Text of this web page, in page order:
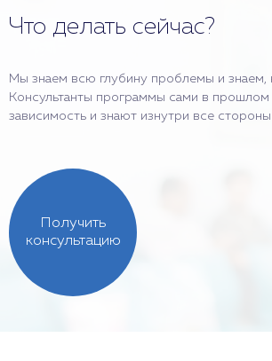
Что делать сейчас?
Мы знаем всю глубину проблемы и знаем,
Консультанты программы сами в прошлом
зависимость и знают изнутри все
Получить
консультацию